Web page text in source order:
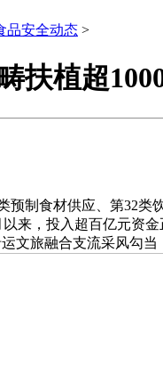
品安全动态 >
扶植超
食材供应、第32类‌
来，投入超百亿元资
文旅融合支流采风勾